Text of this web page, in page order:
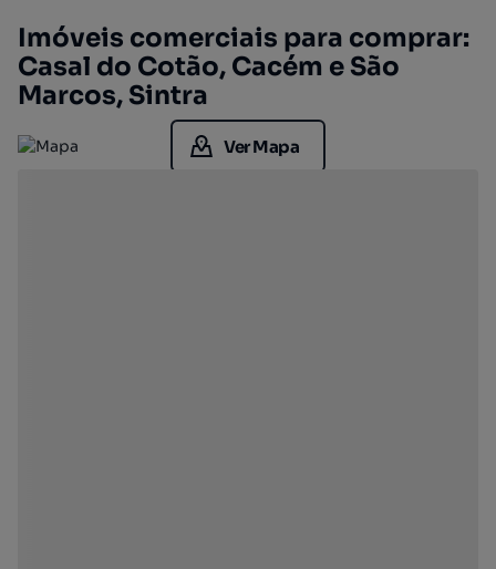
Imóveis comerciais para comprar:
Casal do Cotão, Cacém e São
Marcos, Sintra
Ver Mapa